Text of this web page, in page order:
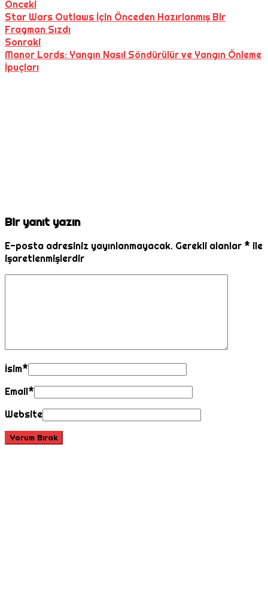
Önceki
Star Wars Outlaws İçin Önceden Hazırlanmış Bir
Fragman Sızdı
Sonraki
Manor Lords: Yangın Nasıl Söndürülür ve Yangın Önleme
İpuçları
Bir yanıt yazın
E-posta adresiniz yayınlanmayacak. Gerekli alanlar * ile
işaretlenmişlerdir
İsim*
Email*
Website